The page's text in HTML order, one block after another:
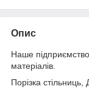
Опис
Наше
матеріалів.
Порізка